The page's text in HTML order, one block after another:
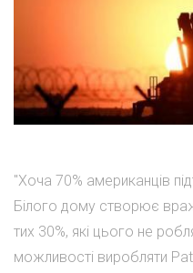
"Хоча 70% американців
Білого дому створює
тих 30%, які цього не
можливості виробляти